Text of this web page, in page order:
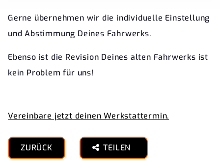
Gerne übernehmen wir die individuelle Einstellung
und Abstimmung Deines Fahrwerks.
Ebenso ist die Revision Deines alten Fahrwerks ist
kein Problem für uns!
Vereinbare jetzt deinen Werkstattermin.
ZURÜCK TEILEN